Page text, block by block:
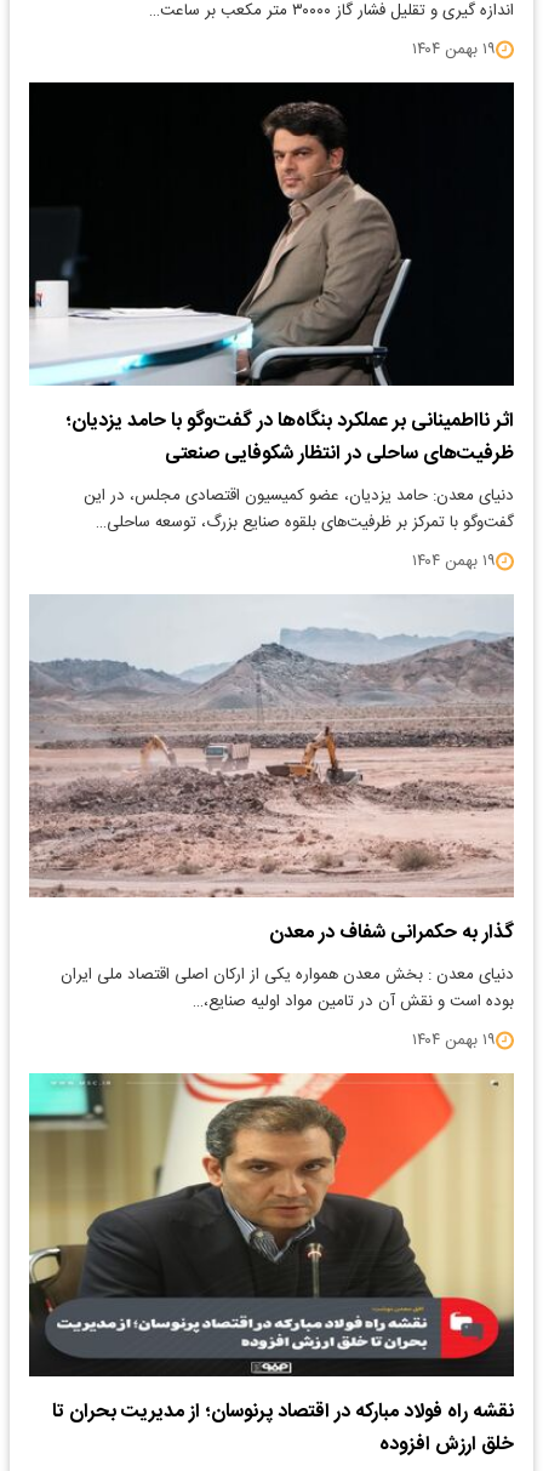
اندازه گیری و تقلیل فشار گاز ۳۰۰۰۰ متر مکعب بر ساعت…
۱۹ بهمن ۱۴۰۴
اثر نااطمینانی بر عملکرد بنگاه‌ها در گفت‌وگو با حامد یزدیان؛
ظرفیت‌های ساحلی در انتظار شکوفایی صنعتی
دنیای معدن: حامد یزدیان، عضو کمیسیون اقتصادی مجلس، در این
گفت‌وگو با تمرکز بر ظرفیت‌های بلقوه صنایع بزرگ، توسعه ساحلی…
۱۹ بهمن ۱۴۰۴
گذار به حکمرانی شفاف در معدن
دنیای معدن : بخش معدن همواره یکی از ارکان اصلی اقتصاد ملی ایران
بوده است و نقش آن در تامین مواد اولیه صنایع،…
۱۹ بهمن ۱۴۰۴
نقشه راه فولاد مبارکه در اقتصاد پرنوسان؛ از مدیریت بحران تا
خلق ارزش افزوده